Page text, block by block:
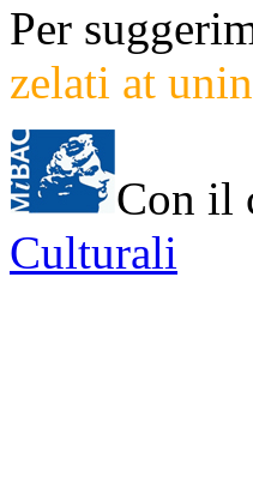
Per
zelati at
Con il
Culturali